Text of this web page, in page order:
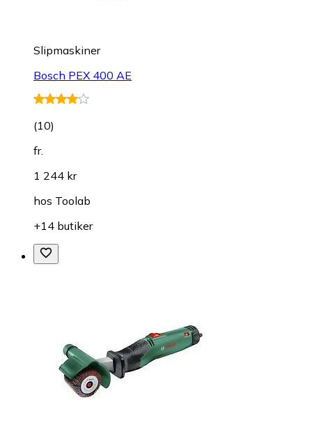
Slipmaskiner
Bosch PEX 400 AE
(10)
fr.
1 244 kr
hos Toolab
+14 butiker